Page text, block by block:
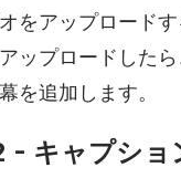
をアップロード
ップロードしたら
を追加します。
- キャプショ